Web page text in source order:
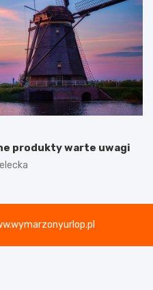
produkty warte uwagi